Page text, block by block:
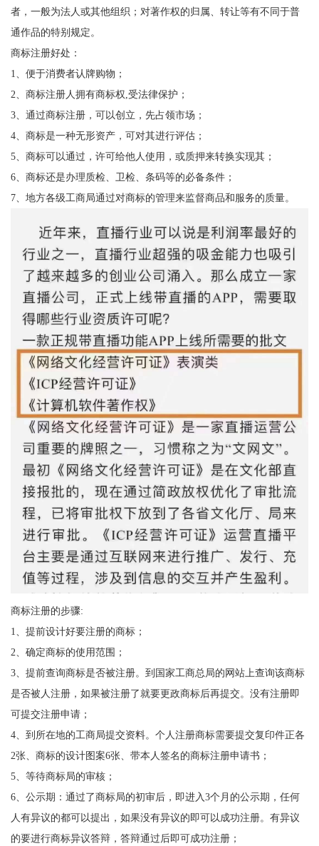
者，一般为法人或其他组织；对著作权的归属、转让等有不同于普
通作品的特别规定。
商标注册好处：
1、便于消费者认牌购物；
2、商标注册人拥有商标权,受法律保护；
3、通过商标注册，可以创立，先占领市场；
4、商标是一种无形资产，可对其进行评估；
5、商标可以通过，许可给他人使用，或质押来转换实现其；
6、商标还是办理质检、卫检、条码等的必备条件；
7、地方各级工商局通过对商标的管理来监督商品和服务的质量。
商标注册的步骤:
1、提前设计好要注册的商标；
2、确定商标的使用范围；
3、提前查询商标是否被注册。到国家工商总局的网站上查询该商标
是否被人注册，如果被注册了就要更政商标后再提交。没有注册即
可提交注册申请；
4、到所在地的工商局提交资料。个人注册商标需要提交复印件正各
2张、商标的设计图案6张、带本人签名的商标注册申请书；
5、等待商标局的审核；
6、公示期：通过了商标局的初审后，即进入3个月的公示期，任何
人有异议的都可以提出，如果没有异议的即可以成功注册。有异议
的要进行商标异议答辩，答辩通过后即可成功注册；